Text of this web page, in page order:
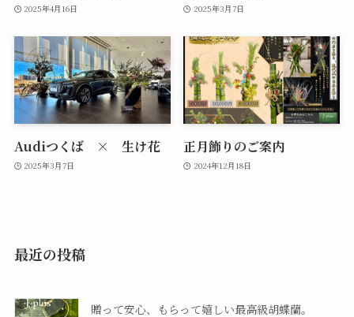
2025年4月16日 2025年3月7日
Audiつくば × 生け花
2025年3月7日
正月飾りのご案内
2024年12月18日
最近の投稿
贈って安心、もらって嬉しい最高級胡蝶蘭。